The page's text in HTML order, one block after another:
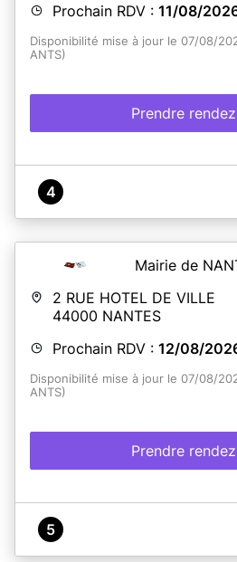
Prochain RDV : 11/08/
Disponibilité mise à jour le 07/08/
ANTS)
Prendre
4
Mairie de
2 RUE HOTEL DE VILLE
44000 NANTES
Prochain RDV : 12/08/
Disponibilité mise à jour le 07/08/
ANTS)
Prendre
5